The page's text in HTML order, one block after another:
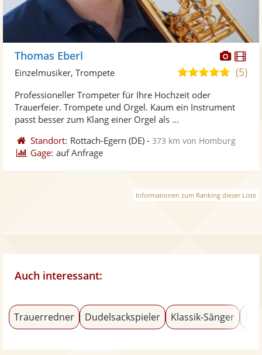
Thomas Eberl
5,0(5)
Einzelmusiker, Trompete
Professioneller Trompeter für Ihre Hochzeit oder
Trauerfeier. Trompete und Orgel. Kaum ein Instrument
passt besser zum Klang einer Orgel als ...
Standort: Rottach-Egern (DE) -373 km von Homburg
Gage: auf Anfrage
Informationen zum Ranking dieser Liste
Auch interessant:
Trauerredner Dudelsackspieler Klassik-Sänger